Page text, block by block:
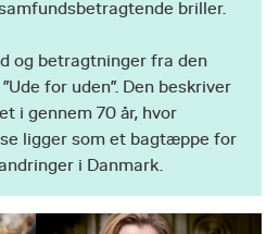
briller.
og betragtninger fra den
for uden”. Den beskriver
i gennem 70 år, hvor
ligger som et bagtæppe for
i Danmark.